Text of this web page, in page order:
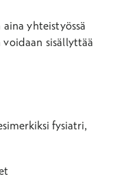
yhteistyössä
voidaan sisällyttää
fysiatri,